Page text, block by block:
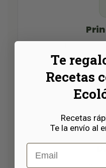
y
Te
Recetas
Recetas
Te la envío al
Email